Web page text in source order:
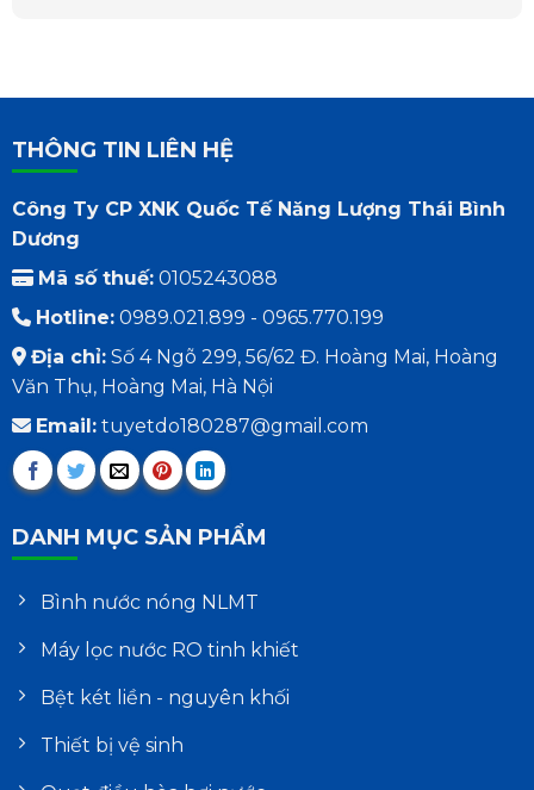
THÔNG TIN LIÊN HỆ
Công Ty CP XNK Quốc Tế Năng Lượng Thái Bình
Dương
Mã số thuế:0105243088
Hotline:0989.021.899 - 0965.770.199
Địa chỉ:Số 4 Ngõ 299, 56/62 Đ. Hoàng Mai, Hoàng
Văn Thụ, Hoàng Mai, Hà Nội
Email:tuyetdo180287@gmail.com
DANH MỤC SẢN PHẨM
Bình nước nóng NLMT
Máy lọc nước RO tinh khiết
Bệt két liền - nguyên khối
Thiết bị vệ sinh